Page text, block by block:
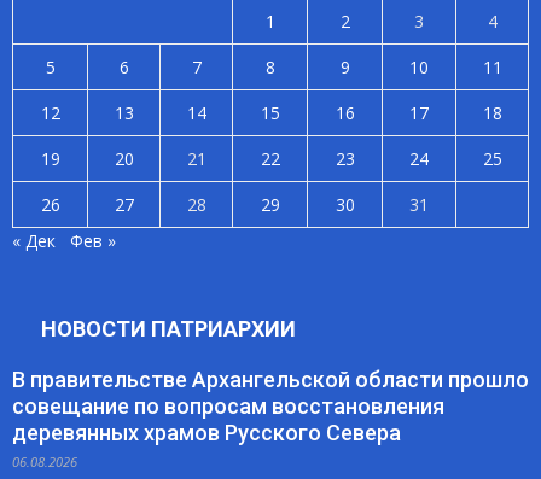
1 2 3
4
5
6 7 8 9 10
11
12
13 14 15 16 17
18
19
20 21 22 23 24
25
26
27 28 29 30
31
« Дек
Фев »
НОВОСТИ ПАТРИАРХИИ
В правительстве Архангельской области прошло
совещание по вопросам восстановления
деревянных храмов Русского Севера
06.08.2026